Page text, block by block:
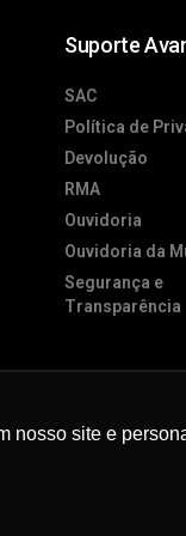
site e
Suporte
SAC
Política de
Devolução
RMA
Ouvidoria
Ouvidoria da
Segurança e
Transparência